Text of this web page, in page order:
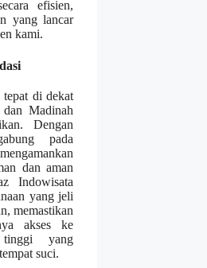
efisien,
yang lancar
kami.
di dekat
Madinah
Dengan
pada
dan aman
Indowisata
yang jeli
memastikan
akses ke
tinggi yang
suci.